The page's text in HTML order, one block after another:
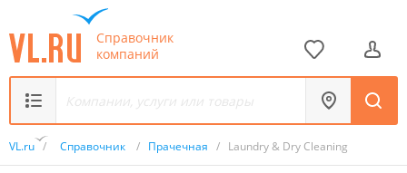
Справочник
компаний
VL.ru / Справочник / Прачечная / Laundry & Dry Cleaning